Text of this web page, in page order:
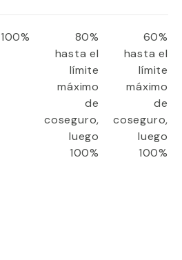
100%
80%
hasta el
límite
máximo
de
coseguro,
luego
100%
60%
hasta el
límite
máximo
de
coseguro,
luego
100%